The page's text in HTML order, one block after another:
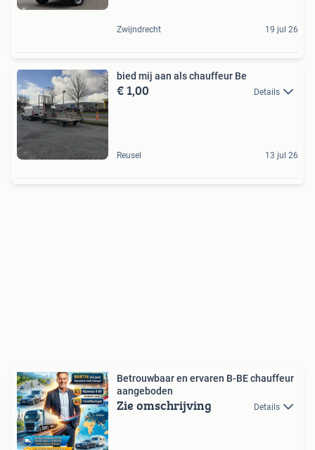
Zwijndrecht 19 jul 26
bied mij aan als chauffeur Be
€ 1,00 Details
Reusel 13 jul 26
Betrouwbaar en ervaren B-BE chauffeur
aangeboden
Zie omschrijving Details